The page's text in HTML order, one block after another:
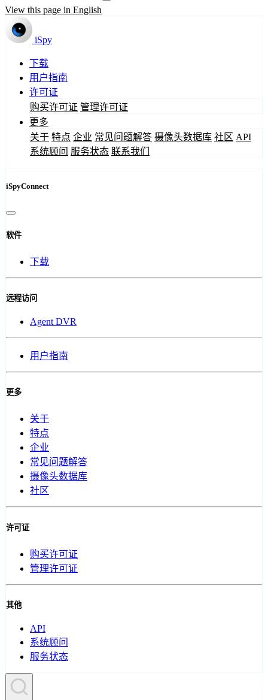
View this page in English
iSpy
下载
用户指南
许可证
购买许可证 管理许可证
更多
关于 特点 企业 常见问题解答 摄像头数据库 社区 API
系统顾问 服务状态 联系我们
iSpyConnect
软件
下载
远程访问
Agent DVR
用户指南
更多
关于
特点
企业
常见问题解答
摄像头数据库
社区
许可证
购买许可证
管理许可证
其他
API
系统顾问
服务状态